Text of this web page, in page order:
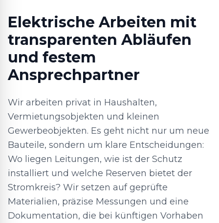
Elektrische Arbeiten mit
transparenten Abläufen
und festem
Ansprechpartner
Wir arbeiten privat in Haushalten,
Vermietungsobjekten und kleinen
Gewerbeobjekten. Es geht nicht nur um neue
Bauteile, sondern um klare Entscheidungen:
Wo liegen Leitungen, wie ist der Schutz
installiert und welche Reserven bietet der
Stromkreis? Wir setzen auf geprüfte
Materialien, präzise Messungen und eine
Dokumentation, die bei künftigen Vorhaben